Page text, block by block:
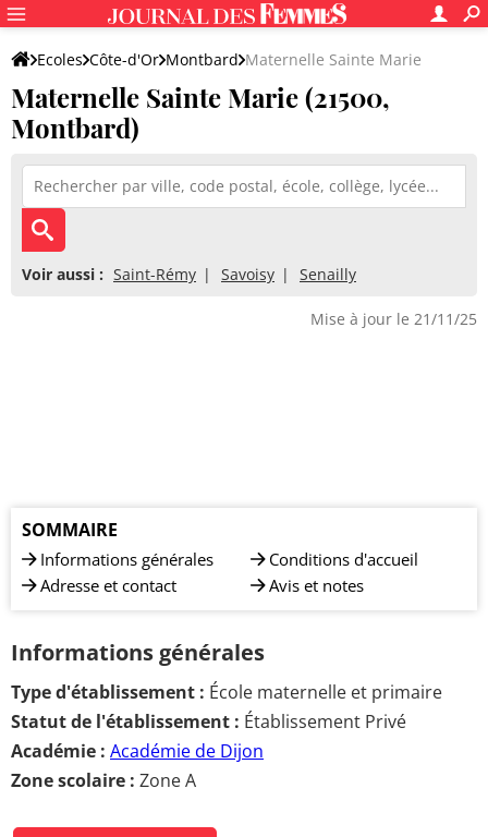
Ecoles Côte-d'Or Montbard Maternelle Sainte Marie
Maternelle Sainte Marie (21500,
Montbard)
Voir aussi : Saint-Rémy Savoisy Senailly
Mise à jour le 21/11/25
SOMMAIRE
Informations générales
Adresse et contact
Conditions d'accueil
Avis et notes
Informations générales
Type d'établissement : École maternelle et primaire
Statut de l'établissement : Établissement Privé
Académie : Académie de Dijon
Zone scolaire : Zone A